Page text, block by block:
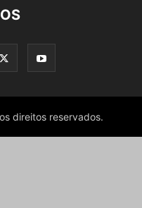
direitos reservados.